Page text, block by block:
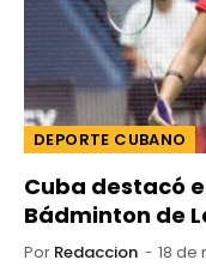
DEPORTE CUBANO
Cuba destacó
Bádminton de
Por Redaccion 18 de